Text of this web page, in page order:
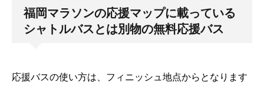
福岡マラソンの応援マップに載っている
シャトルバスとは別物の無料応援バス
応援バスの使い方は、フィニッシュ地点からとなります